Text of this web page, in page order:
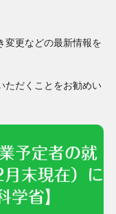
変更などの最新情報を
ただくことをお勧めい
予定者の就
末現在）に
学省】